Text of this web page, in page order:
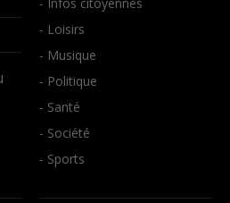
- Loisirs
- Musique
- Politique
- Santé
- Société
- Sports